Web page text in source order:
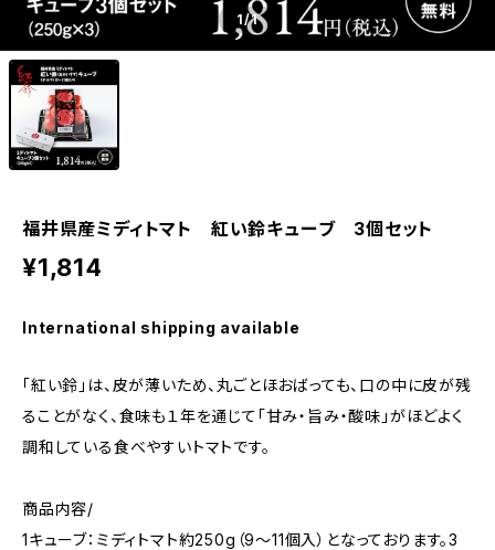
1/1
福井県産ミディトマト 紅い鈴キューブ 3個セット
¥1,814
International shipping available
「紅い鈴」は、皮が薄いため、丸ごとほおばっても、口の中に皮が残
ることがなく、食味も１年を通じて「甘み・旨み・酸味」がほどよく
調和している食べやすいトマトです。
商品内容/
1キューブ：ミディトマト約250g（9～11個入）となっております。3